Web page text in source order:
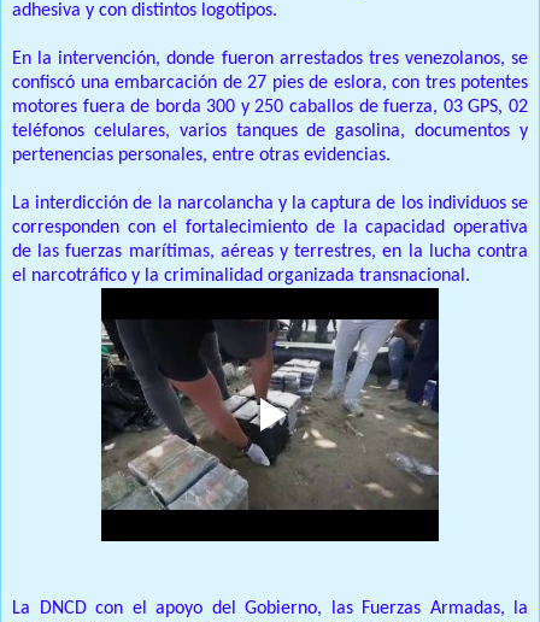
adhesiva y con distintos logotipos.
En la intervención, donde fueron arrestados tres venezolanos, se
confiscó una embarcación de 27 pies de eslora, con tres potentes
motores fuera de borda 300 y 250 caballos de fuerza, 03 GPS, 02
teléfonos celulares, varios tanques de gasolina, documentos y
pertenencias personales, entre otras evidencias.
La interdicción de la narcolancha y la captura de los individuos se
corresponden con el fortalecimiento de la capacidad operativa
de las fuerzas marítimas, aéreas y terrestres, en la lucha contra
el narcotráfico y la criminalidad organizada transnacional.
La DNCD con el apoyo del Gobierno, las Fuerzas Armadas, la